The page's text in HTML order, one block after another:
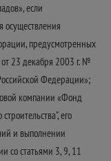
если
осуществления
предусмотренных
23 декабря 2003 г. №
Федерации»;
компании «Фонд
его
и выполнении
со статьями 3, 9, 11